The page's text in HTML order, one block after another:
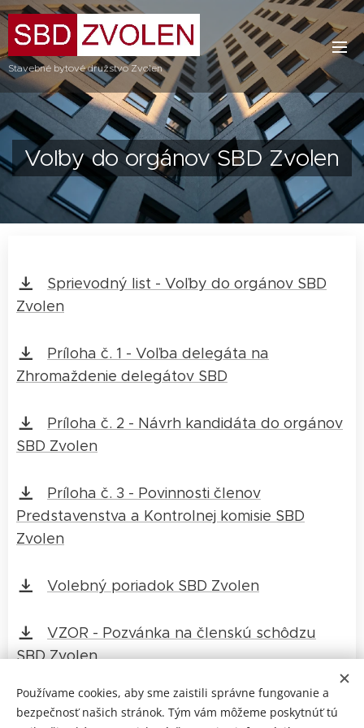
Stavebné bytové družstvo Zvolen
Voľby do orgánov SBD Zvolen
Sprievodný list - Voľby do orgánov SBD
Zvolen
Príloha č. 1 - Voľba delegáta na
Zhromaždenie delegátov SBD
Príloha č. 2 - Návrh kandidáta do orgánov
SBD Zvolen
Príloha č. 3 - Povinnosti členov
Predstavenstva a Kontrolnej komisie SBD
Zvolen
Volebný poriadok SBD Zvolen
VZOR - Pozvánka na členskú schôdzu
SBD Zvolen
VZOR - Zápisnica z členskej schôdze SBD
Používame cookies, aby sme zaistili správne fungovanie a
bezpečnosť našich stránok. Tým vám môžeme poskytnúť tú